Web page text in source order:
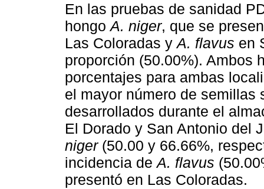
En las pruebas de sanidad
hongoA. niger, que se
Las Coloradas yA. flavus en
proporción (50.00%). Ambos
porcentajes para ambas
el mayor número de semillas
desarrollados durante el
El Dorado y San Antonio del
niger(50.00 y 66.66%,
incidencia deA. flavus
presentó en Las Coloradas.